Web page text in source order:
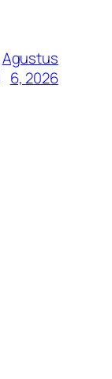
Agustus
6, 2026